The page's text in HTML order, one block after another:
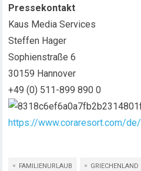
Pressekontakt
Kaus Media Services
Steffen Hager
Sophienstraße 6
30159 Hannover
+49 (0) 511-899 890 0
https://www.coraresort.com/de/
FAMILIENURLAUB GRIECHENLAND